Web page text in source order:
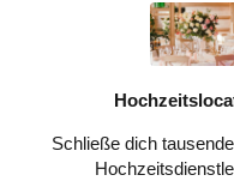
Schließe dich